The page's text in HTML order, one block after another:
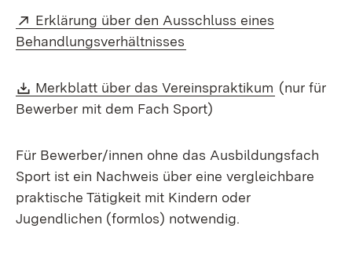
Extern:
Erklärung über den Ausschluss eines
Behandlungsverhältnisses
Download:
Merkblatt über das Vereinspraktikum (Öffnet in
(nur für
Bewerber mit dem Fach Sport)
Für Bewerber/innen ohne das Ausbildungsfach
Sport ist ein Nachweis über eine vergleichbare
praktische Tätigkeit mit Kindern oder
Jugendlichen (formlos) notwendig.